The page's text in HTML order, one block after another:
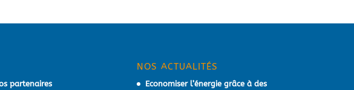
partenaires
NOS ACTUALITÉS
Economiser l’énergie grâce à des